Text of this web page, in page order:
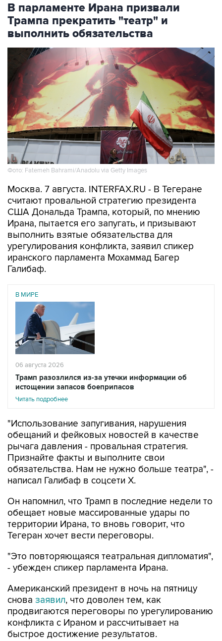
В парламенте Ирана призвали
Трампа прекратить "театр" и
выполнить обязательства
Фото: Fatemeh Bahrami/Anadolu via Getty Images
Москва. 7 августа. INTERFAX.RU - В Тегеране
считают провальной стратегию президента
США Дональда Трампа, который, по мнению
Ирана, пытается его запугать, и призывают
выполнить взятые обязательства для
урегулирования конфликта, заявил спикер
иранского парламента Мохаммад Багер
Галибаф.
В МИРЕ
06 августа 2026
Трамп разозлился из-за утечки информации об
истощении запасов боеприпасов
Читать подробнее
"Использование запугивания, нарушения
обещаний и фейковых новостей в качестве
рычага давления - провальная стратегия.
Признайте факты и выполните свои
обязательства. Нам не нужно больше театра", -
написал Галибаф в соцсети X.
Он напомнил, что Трамп в последние недели то
обещает новые массированные удары по
территории Ирана, то вновь говорит, что
Тегеран хочет вести переговоры.
"Это повторяющаяся театральная дипломатия",
- убежден спикер парламента Ирана.
Американский президент в ночь на пятницу
снова заявил, что доволен тем, как
продвигаются переговоры по урегулированию
конфликта с Ираном и рассчитывает на
быстрое достижение результатов.